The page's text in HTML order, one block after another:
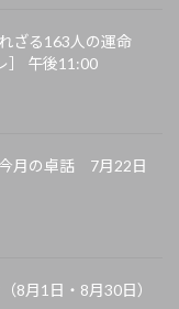
ざる163人の運命
午後11:00
月の卓話 7月22日
8月1日・8月30日）